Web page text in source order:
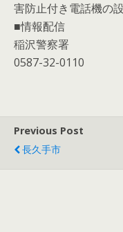
害防止付き電話機の
■情報配信
稲沢警察署
0587-32-0110
Previous Post
長久手市